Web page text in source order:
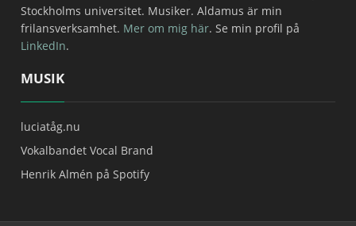
Stockholms universitet. Musiker. Aldamus är min
frilansverksamhet. Mer om mig här. Se min profil på
LinkedIn.
MUSIK
luciatåg.nu
Vokalbandet Vocal Brand
Henrik Almén på Spotify